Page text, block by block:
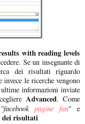
with reading levels
Se un insegnante di
dei risultati riguardo
invece le ricerche vengono
ultime informazioni inviate
Advanced. Come
"facebook pagine fan" e
dei risultati